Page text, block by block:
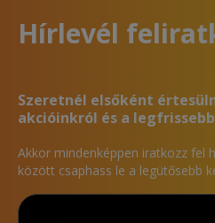
Hírlevél
Szeretnél elsőként
akcióinkról és a
Akkor mindenképpen iratkozz fel
között csaphass le a legütősebb